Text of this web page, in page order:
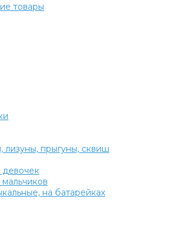
товары
лизуны, прыгуны, сквиш
на батарейках